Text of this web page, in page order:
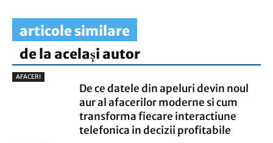
articole similare
de la același autor
AFACERI
De ce datele din apeluri devin noul
aur al afacerilor moderne si cum
transforma fiecare interactiune
telefonica in decizii profitabile